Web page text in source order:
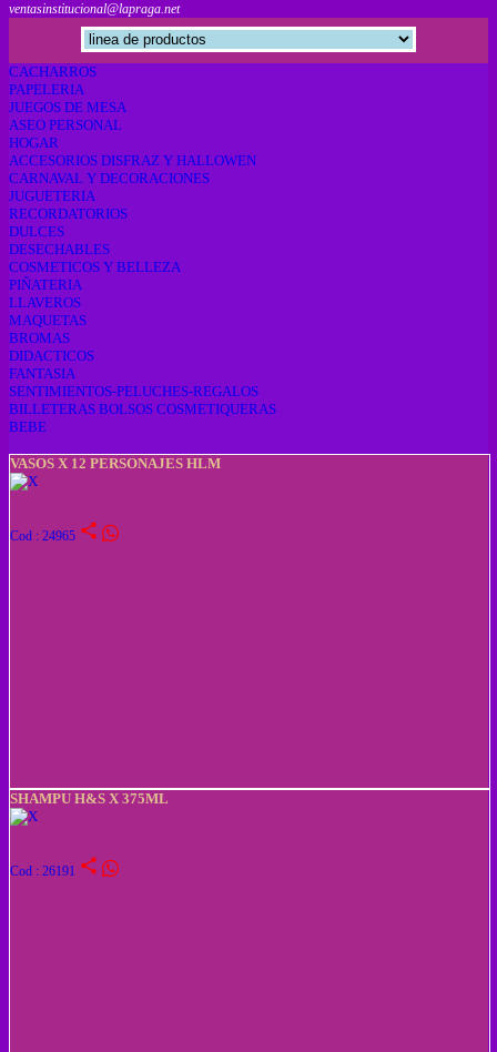
ventasinstitucional@lapraga.net
CACHARROS
PAPELERIA
JUEGOS DE MESA
ASEO PERSONAL
HOGAR
ACCESORIOS DISFRAZ Y HALLOWEN
CARNAVAL Y DECORACIONES
JUGUETERIA
RECORDATORIOS
DULCES
DESECHABLES
COSMETICOS Y BELLEZA
PIÑATERIA
LLAVEROS
MAQUETAS
BROMAS
DIDACTICOS
FANTASIA
SENTIMIENTOS-PELUCHES-REGALOS
BILLETERAS BOLSOS COSMETIQUERAS
BEBE
VASOS X 12 PERSONAJES HLM
Cod : 24965 share
SHAMPU H&S X 375ML
Cod : 26191 share